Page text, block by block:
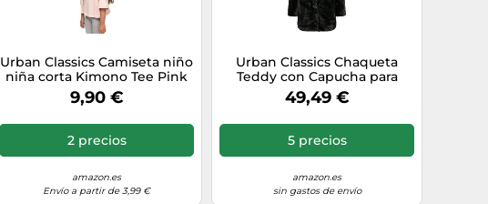
Urban Classics Camiseta niño
niña corta Kimono Tee Pink
146/152
9,90 €
2 precios
amazon.es
Envío a partir de 3,99 €
Urban Classics Chaqueta
Teddy con Capucha para
Niñas – Negro 146/152 cm
49,49 €
5 precios
amazon.es
sin gastos de envío